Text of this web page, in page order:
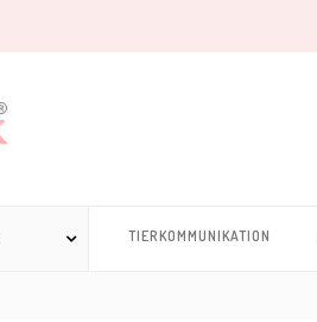
TIERKOMMUNIKATION